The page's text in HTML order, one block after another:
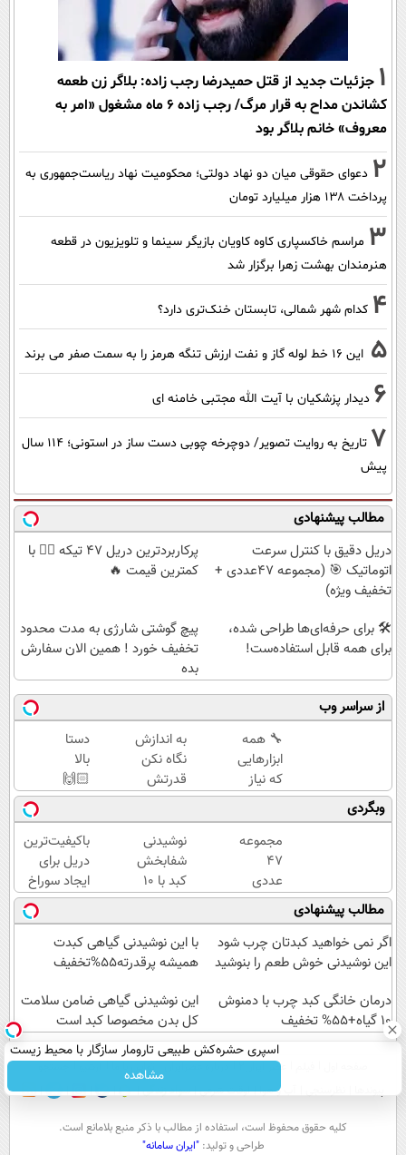
1 جزئیات جدید از قتل حمیدرضا رجب زاده: بلاگر زن طعمه
کشاندن مداح به قرار مرگ/ رجب زاده 6 ماه مشغول «امر به
معروف» خانم بلاگر بود
2 دعوای حقوقی میان دو نهاد دولتی؛ محکومیت نهاد ریاست‌جمهوری به
پرداخت ۱۳۸ هزار میلیارد تومان
3 مراسم خاکسپاری کاوه کاویان بازیگر سینما و تلویزیون در قطعه
هنرمندان بهشت زهرا برگزار شد
4 کدام شهر شمالی، تابستان خنک‌تری دارد؟
5 این 16 خط لوله گاز و نفت ارزش تنگه هرمز را به سمت صفر می برند
6 دیدار پزشکیان با آیت الله مجتبی خامنه ای
7
تاریخ به روایت تصویر/ دوچرخه چوبی دست ساز در استونی؛ 114 سال
پیش
مطالب پیشنهادی
دریل دقیق با کنترل سرعت
اتوماتیک 🎯 (مجموعه 47عددی +
تخفیف ویژه)
پرکاربردترین دریل 47 تیکه 👈🏻 با
کمترین قیمت 🔥
🛠️ برای حرفه‌ای‌ها طراحی شده،
برای همه قابل استفاده‌ست!
پیچ گوشتی شارژی به مدت محدود
تخفیف خورد ! همین الان سفارش
بده
از سراسر وب
🔧 همه
ابزارهایی
که نیاز
داری،
توی یه
کیف
جمع
شده!
تخفیف
به مدت
محدود
به اندازش
نگاه نکن
قدرتش
درحد هالکه
😉 (پرداخت
درب
منزل+گارانتی
تعویض)
دستا
بالا
🙌🏻
قیمت
و
قدرته
این
دریل
کشته
میده
🔥
وبگردی
مجموعه
47
عددی
دریل
پیچ
گوشتی
شارژی
به مدت
محدود)
نوشیدنی
شفابخش
کبد با 10
گیاه
موثر(تخفیف
تا امشب)
باکیفیت‌ترین
دریل برای
ایجاد سوراخ
😱
مطالب پیشنهادی
اگر نمی خواهید کبدتان چرب شود
این نوشیدنی خوش طعم را بنوشید
با این نوشیدنی گیاهی کبدت
همیشه پرقدرته55%تخفیف
درمان خانگی کبد چرب با دمنوش
10 گیاه+55% تخفیف
این نوشیدنی گیاهی ضامن سلامت
کل بدن مخصوصا کبد است
اسپری حشره‌کش طبیعی تارومار سازگار با محیط زیست
و با محافظت طبیعی
مشاهده عصر ایران۲ تماس با ما
آب و هوا اوقات شرعی سواد زندگی
كليه حقوق محفوظ است، استفاده از مطالب با ذكر منبع بلامانع است.
طراحی و تولید:"ایران سامانه"